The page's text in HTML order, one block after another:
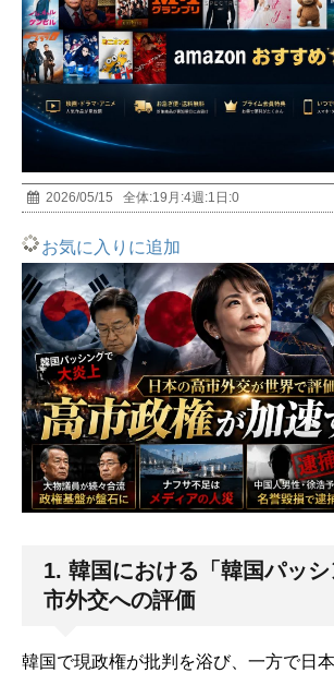
2026/05/15 全体:19 月:4週:1 日:0
お気に入りに追加
1. 韓国における「韓国パッ
市外交への評価
韓国で現政権が批判を浴び、一方で日